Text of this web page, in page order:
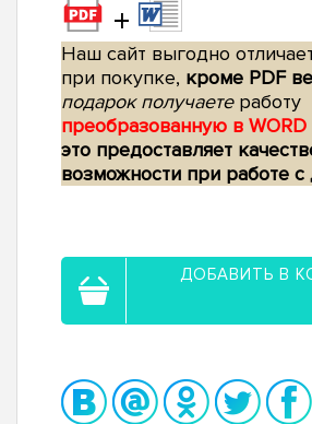
+
Наш сайт выгодно
при покупке, кроме PDF
подарок получаетеработу
преобразованную в
это предоставляет
возможности при работе
ДОБАВИТЬ В